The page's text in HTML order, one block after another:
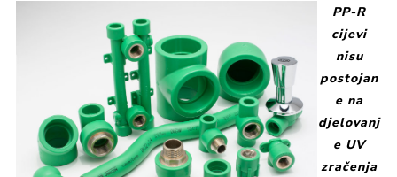
PP-R
cijevi
nisu
postojan
e na
djelovanj
e UV
zračenja